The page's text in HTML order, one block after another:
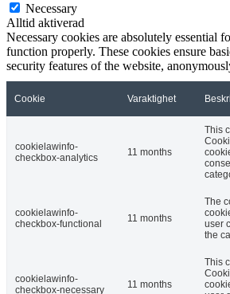
Necessary
Alltid aktiverad
Necessary cookies are absolutely essential
function properly. These cookies ensure
security features of the website,
Cookie Varaktighet
cookielawinfo-
checkbox-analytics
11 months
This
cookielawinfo-
checkbox-functional
11 months
The
user
the
cookielawinfo-
checkbox-necessary
11 months
This